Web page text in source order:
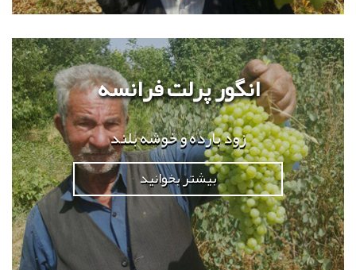
انگور پرلت فرانسه
زود بارده و خوشه بلند
بیشتر بخوانید